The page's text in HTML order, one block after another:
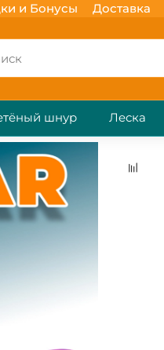
и Бонусы Доставка
шнур Леска